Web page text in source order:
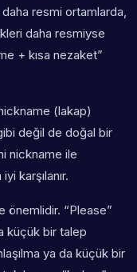
resmi ortamlarda,
daha resmiyse
+ kısa nezaket”
(lakap)
değil de doğal bir
nickname ile
karşılanır.
önemlidir. “Please”
küçük bir talep
ya da küçük bir